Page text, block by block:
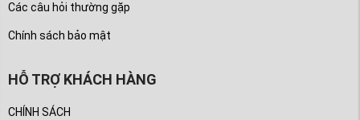
Các câu hỏi thường gặp
Chính sách bảo mật
HỖ TRỢ KHÁCH HÀNG
CHÍNH SÁCH